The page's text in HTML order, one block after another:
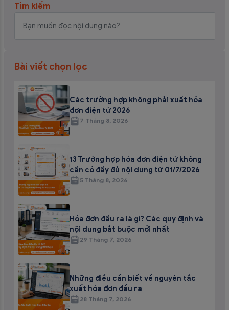
Tìm kiếm
Bài viết chọn lọc
Các trường hợp không phải xuất hóa
đơn điện tử 2026
7 Tháng 8, 2026
13 Trường hợp hóa đơn điện tử không
cần có đầy đủ nội dung từ 01/7/2026
5 Tháng 8, 2026
Hóa đơn đầu ra là gì? Các quy định và
nội dung bắt buộc mới nhất
29 Tháng 7, 2026
Những điều cần biết về nguyên tắc
xuất hóa đơn đầu ra
28 Tháng 7, 2026